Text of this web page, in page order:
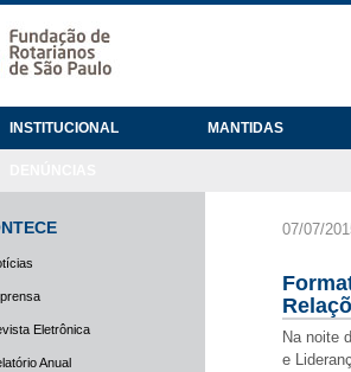
INSTITUCIONAL MANTIDAS
Eletrônica
Anual
07/07/
Na noite
e